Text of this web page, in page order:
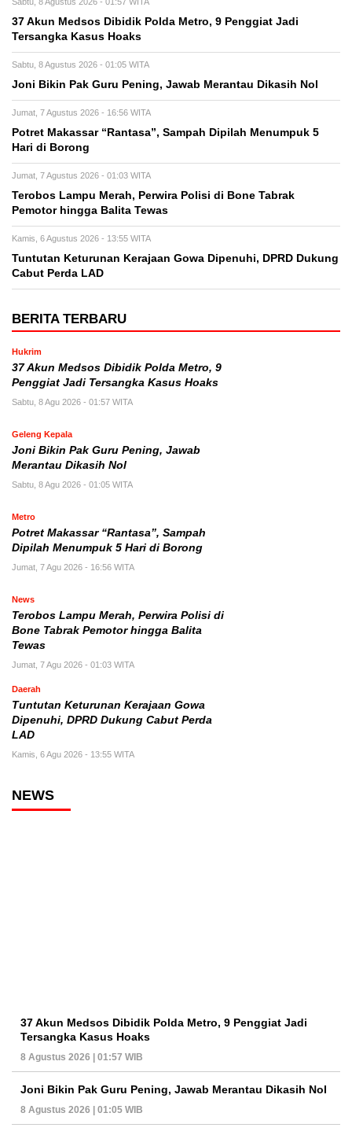
37 Akun Medsos Dibidik Polda Metro, 9 Penggiat Jadi
Tersangka Kasus Hoaks
Sabtu, 8 Agustus 2026 - 01:05 WITA
Joni Bikin Pak Guru Pening, Jawab Merantau Dikasih Nol
Jumat, 7 Agustus 2026 - 16:56 WITA
Potret Makassar “Rantasa”, Sampah Dipilah Menumpuk 5
Hari di Borong
Jumat, 7 Agustus 2026 - 01:03 WITA
Terobos Lampu Merah, Perwira Polisi di Bone Tabrak
Pemotor hingga Balita Tewas
Kamis, 6 Agustus 2026 - 13:55 WITA
Tuntutan Keturunan Kerajaan Gowa Dipenuhi, DPRD Dukung
Cabut Perda LAD
BERITA TERBARU
Hukrim
37 Akun Medsos Dibidik Polda Metro, 9
Penggiat Jadi Tersangka Kasus Hoaks
Sabtu, 8 Agu 2026 - 01:57 WITA
Geleng Kepala
Joni Bikin Pak Guru Pening, Jawab
Merantau Dikasih Nol
Sabtu, 8 Agu 2026 - 01:05 WITA
Metro
Potret Makassar “Rantasa”, Sampah
Dipilah Menumpuk 5 Hari di Borong
Jumat, 7 Agu 2026 - 16:56 WITA
News
Terobos Lampu Merah, Perwira Polisi di
Bone Tabrak Pemotor hingga Balita
Tewas
Jumat, 7 Agu 2026 - 01:03 WITA
Daerah
Tuntutan Keturunan Kerajaan Gowa
Dipenuhi, DPRD Dukung Cabut Perda
LAD
Kamis, 6 Agu 2026 - 13:55 WITA
NEWS
37 Akun Medsos Dibidik Polda Metro, 9 Penggiat Jadi
Tersangka Kasus Hoaks
8 Agustus 2026 | 01:57 WIB
Joni Bikin Pak Guru Pening, Jawab Merantau Dikasih Nol
8 Agustus 2026 | 01:05 WIB